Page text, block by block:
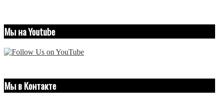
Мы на Youtube
Мы в Контакте